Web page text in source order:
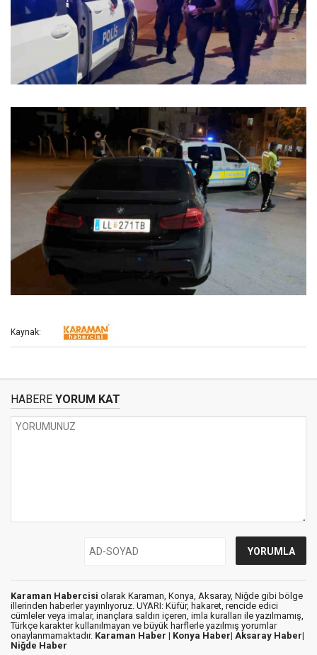
Kaynak:
HABERE YORUM KAT
Karaman Habercisi olarak Karaman, Konya, Aksaray, Niğde gibi bölge
illerinden haberler yayınlıyoruz. UYARI: Küfür, hakaret, rencide edici
cümleler veya imalar, inançlara saldırı içeren, imla kuralları ile yazılmamış,
Türkçe karakter kullanılmayan ve büyük harflerle yazılmış yorumlar
onaylanmamaktadır. Karaman Haber | Konya Haber| Aksaray Haber|
Niğde Haber